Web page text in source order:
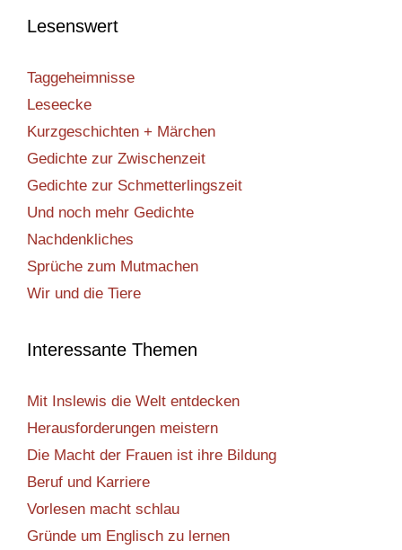
Lesenswert
Taggeheimnisse
Leseecke
Kurzgeschichten + Märchen
Gedichte zur Zwischenzeit
Gedichte zur Schmetterlingszeit
Und noch mehr Gedichte
Nachdenkliches
Sprüche zum Mutmachen
Wir und die Tiere
Interessante Themen
Mit Inslewis die Welt entdecken
Herausforderungen meistern
Die Macht der Frauen ist ihre Bildung
Beruf und Karriere
Vorlesen macht schlau
Gründe um Englisch zu lernen